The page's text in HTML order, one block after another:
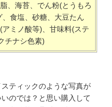
、海苔、でん粉(とうもろ
食塩、砂糖、大豆たん
ミノ酸等)、甘味料(ステ
チナシ色素)
ティックのような写真が
のでは？と思い購入して